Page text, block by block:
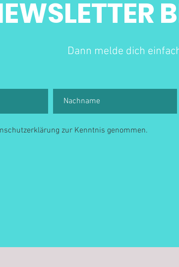
Dann melde dich
zur Kenntnis genommen.